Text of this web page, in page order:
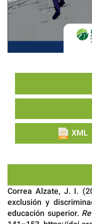
XML
Correa Alzate, J. I.
exclusión y
educación superior.